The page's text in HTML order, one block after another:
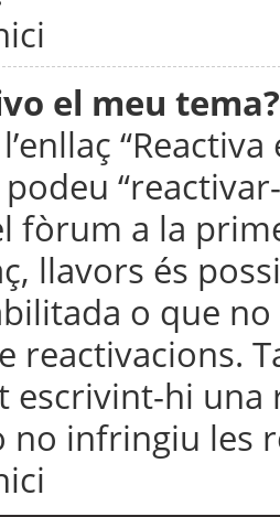
el meu tema?
fòrum a la
llavors és
o que
reactivacions.
escrivint-hi una
no infringiu les